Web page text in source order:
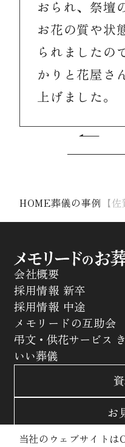
おられ、祭壇
お花の質や状
られましたの
かりと花屋さ
上げました。
HOME葬儀の事例 【
会社概要
採用情報 新卒
採用情報 中途
メモリードの互助会
弔文・供花サービス
いい葬儀
お
当社のウェブサイトは